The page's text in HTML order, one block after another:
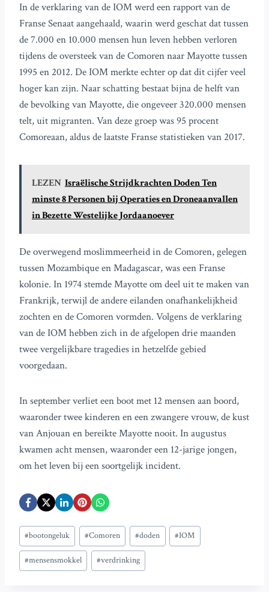
In de verklaring van de IOM werd een rapport van de
Franse Senaat aangehaald, waarin werd geschat dat tussen
de 7.000 en 10.000 mensen hun leven hebben verloren
tijdens de oversteek van de Comoren naar Mayotte tussen
1995 en 2012. De IOM merkte echter op dat dit cijfer veel
hoger kan zijn. Naar schatting bestaat bijna de helft van
de bevolking van Mayotte, die ongeveer 320.000 mensen
telt, uit migranten. Van deze groep was 95 procent
Comoreaan, aldus de laatste Franse statistieken van 2017.
LEZEN Israëlische Strijdkrachten Doden Ten
minste 8 Personen bij Operaties en Droneaanvallen
in Bezette Westelijke Jordaanoever
De overwegend moslimmeerheid in de Comoren, gelegen
tussen Mozambique en Madagascar, was een Franse
kolonie. In 1974 stemde Mayotte om deel uit te maken van
Frankrijk, terwijl de andere eilanden onafhankelijkheid
zochten en de Comoren vormden. Volgens de verklaring
van de IOM hebben zich in de afgelopen drie maanden
twee vergelijkbare tragedies in hetzelfde gebied
voorgedaan.
In september verliet een boot met 12 mensen aan boord,
waaronder twee kinderen en een zwangere vrouw, de kust
van Anjouan en bereikte Mayotte nooit. In augustus
kwamen acht mensen, waaronder een 12-jarige jongen,
om het leven bij een soortgelijk incident.
Bericht
tags:
#bootongeluk #Comoren #doden #IOM
#mensensmokkel #verdrinking